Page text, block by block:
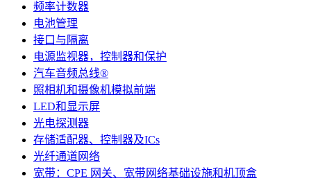
频率计数器
电池管理
接口与隔离
电源监视器，控制器和保护
汽车音频总线®
照相机和摄像机模拟前端
LED和显示屏
光电探测器
存储适配器、控制器及ICs
光纤通道网络
宽带：CPE 网关、宽带网络基础设施和机顶盒